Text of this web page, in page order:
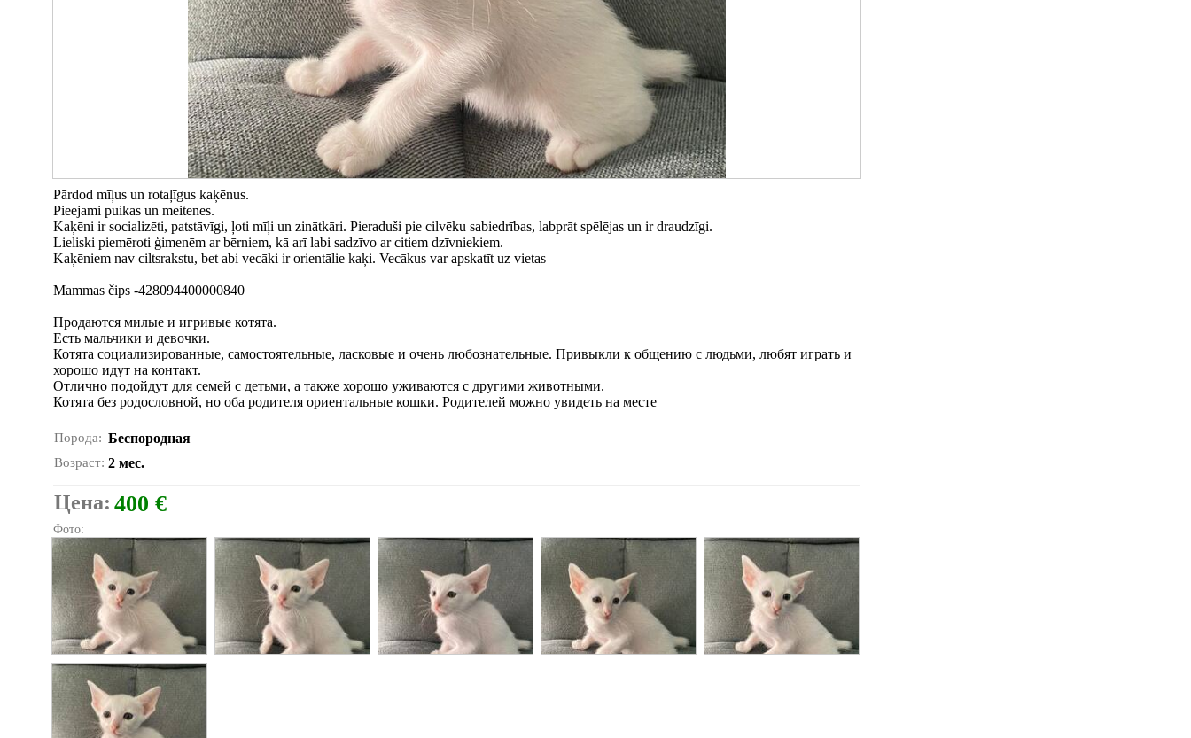
Pārdod mīļus un rotaļīgus kaķēnus.
Pieejami puikas un meitenes.
Kaķēni ir socializēti, patstāvīgi, ļoti mīļi un zinātkāri. Pieraduši pie cilvēku sabiedrības, labprāt spēlējas un ir draudzīgi.
Lieliski piemēroti ģimenēm ar bērniem, kā arī labi sadzīvo ar citiem dzīvniekiem.
Kaķēniem nav ciltsrakstu, bet abi vecāki ir orientālie kaķi. Vecākus var apskatīt uz vietas
Mammas čips -428094400000840
Продаются милые и игривые котята.
Есть мальчики и девочки.
Котята социализированные, самостоятельные, ласковые и очень любознательные. Привыкли к общению с людьми, любят играть и
хорошо идут на контакт.
Отлично подойдут для семей с детьми, а также хорошо уживаются с другими животными.
Котята без родословной, но оба родителя ориентальные кошки. Родителей можно увидеть на месте
Порода: Беспородная
Возраст: 2 мес.
Цена: 400 €
Фото: